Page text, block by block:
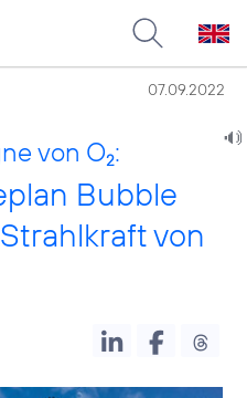
07.09.2022
von O2:
Bubble
von